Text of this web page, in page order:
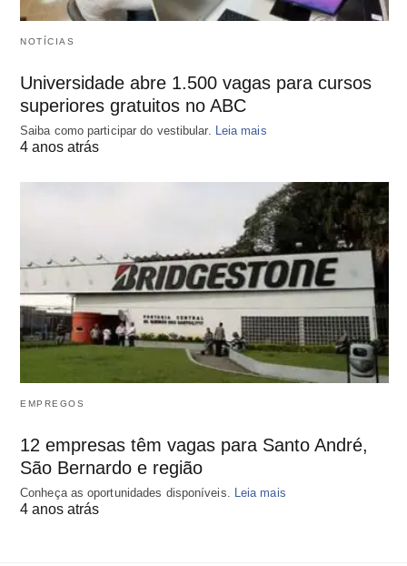
NOTÍCIAS
Universidade abre 1.500 vagas para cursos
superiores gratuitos no ABC
Saiba como participar do vestibular. Leia mais
4 anos atrás
EMPREGOS
12 empresas têm vagas para Santo André,
São Bernardo e região
Conheça as oportunidades disponíveis. Leia mais
4 anos atrás